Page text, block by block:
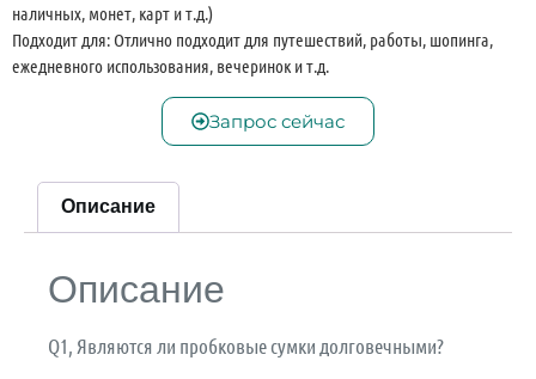
наличных, монет, карт и т.д.)
Подходит для: Отлично подходит для путешествий, работы, шопинга,
ежедневного использования, вечеринок и т.д.
Запрос сейчас
Описание
Описание
Q1, Являются ли пробковые сумки долговечными?